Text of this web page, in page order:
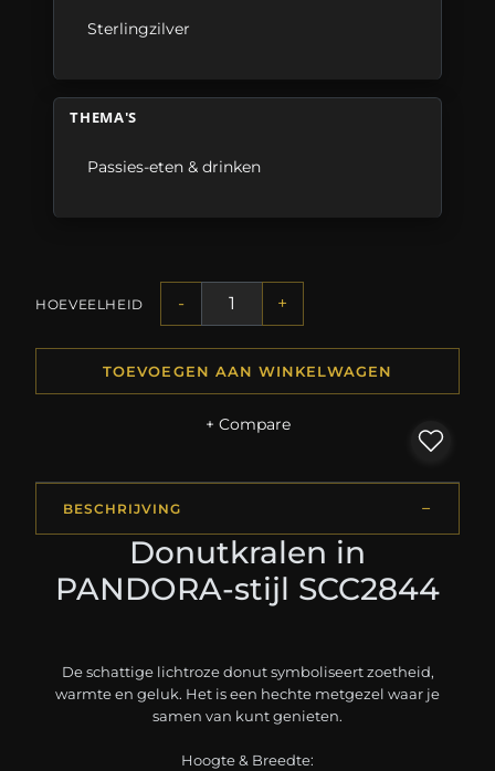
Sterlingzilver
THEMA'S
Passies-eten & drinken
HOEVEELHEID - +
TOEVOEGEN AAN WINKELWAGEN
+ Compare
BESCHRIJVING
Donutkralen in
PANDORA-stijl SCC2844
De schattige lichtroze donut symboliseert zoetheid,
warmte en geluk. Het is een hechte metgezel waar je
samen van kunt genieten.
Hoogte & Breedte: